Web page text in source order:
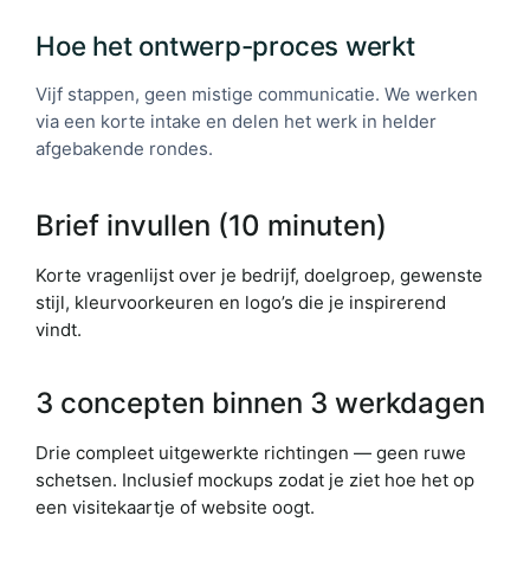
Hoe het ontwerp-proces werkt
Vijf stappen, geen mistige communicatie. We werken
via een korte intake en delen het werk in helder
afgebakende rondes.
Brief invullen (10 minuten)
Korte vragenlijst over je bedrijf, doelgroep, gewenste
stijl, kleurvoorkeuren en logo’s die je inspirerend
vindt.
3 concepten binnen 3 werkdagen
Drie compleet uitgewerkte richtingen — geen ruwe
schetsen. Inclusief mockups zodat je ziet hoe het op
een visitekaartje of website oogt.